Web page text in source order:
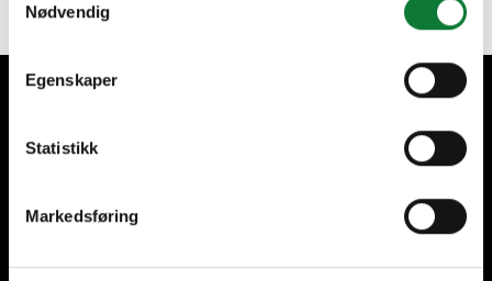
Nødvendig
Egenskaper
Statistikk
Markedsføring